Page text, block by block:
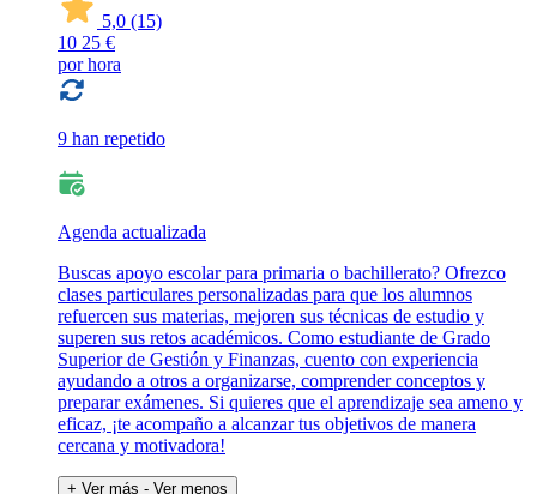
5,0 (15)
10 25 €
por hora
9 han repetido
Agenda actualizada
Buscas apoyo escolar para primaria o bachillerato? Ofrezco
clases particulares personalizadas para que los alumnos
refuercen sus materias, mejoren sus técnicas de estudio y
superen sus retos académicos. Como estudiante de Grado
Superior de Gestión y Finanzas, cuento con experiencia
ayudando a otros a organizarse, comprender conceptos y
preparar exámenes. Si quieres que el aprendizaje sea ameno y
eficaz, ¡te acompaño a alcanzar tus objetivos de manera
cercana y motivadora!
+ Ver más - Ver menos